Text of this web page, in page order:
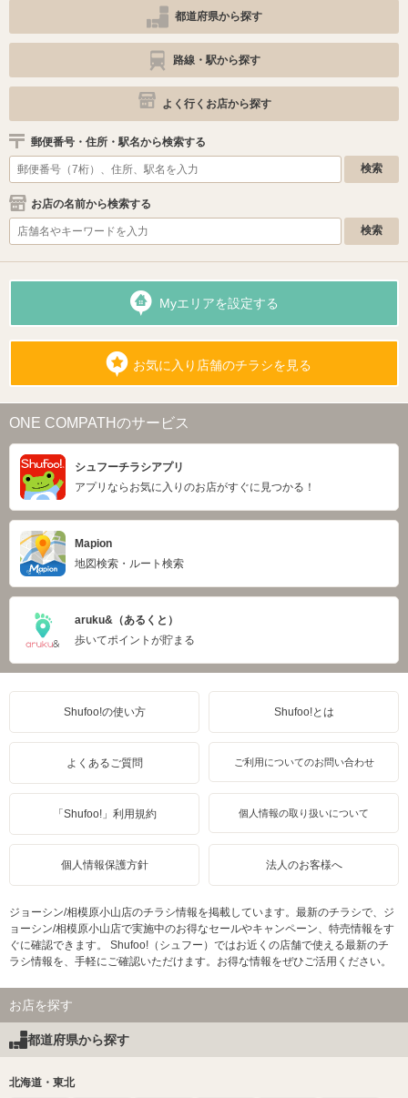
都道府県から探す
路線・駅から探す
よく行くお店から探す
郵便番号・住所・駅名から検索する
お店の名前から検索する
Myエリアを設定する
お気に入り店舗のチラシを見る
ONE COMPATHのサービス
シュフーチラシアプリ
アプリならお気に入りのお店がすぐに見つかる！
Mapion
地図検索・ルート検索
aruku&（あるくと）
歩いてポイントが貯まる
Shufoo!の使い方 Shufoo!とは
よくあるご質問 ご利用についてのお問い合わせ
「Shufoo!」利用規約 個人情報の取り扱いについて
個人情報保護方針 法人のお客様へ
ジョーシン/相模原小山店のチラシ情報を掲載しています。最新のチラシで、ジ
ョーシン/相模原小山店で実施中のお得なセールやキャンペーン、特売情報をす
ぐに確認できます。 Shufoo!（シュフー）ではお近くの店舗で使える最新のチ
ラシ情報を、手軽にご確認いただけます。お得な情報をぜひご活用ください。
お店を探す
都道府県から探す
北海道・東北